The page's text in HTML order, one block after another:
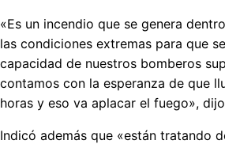
«Es un incendio que se genera
las condiciones extremas para que
capacidad de nuestros bomberos
contamos con la esperanza de que
horas y eso va aplacar el fuego»,
Indicó además que «están tratando